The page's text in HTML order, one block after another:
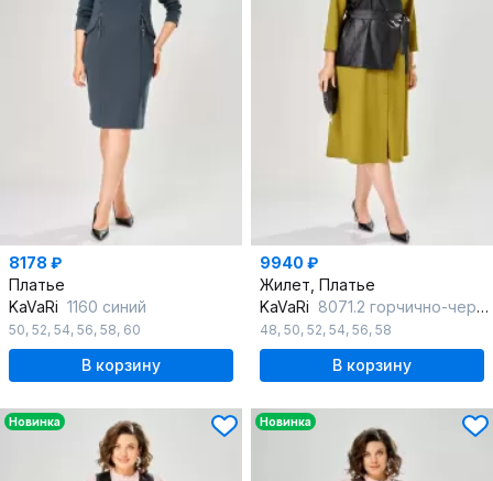
8178 ₽
Платье
KaVaRi 1160 синий
50, 52, 54, 56, 58, 60
В корзину
9940 ₽
Жилет, Платье
KaVaRi 8071.2 горчично-черный
48, 50, 52, 54, 56, 58
В корзину
Новинка Новинка